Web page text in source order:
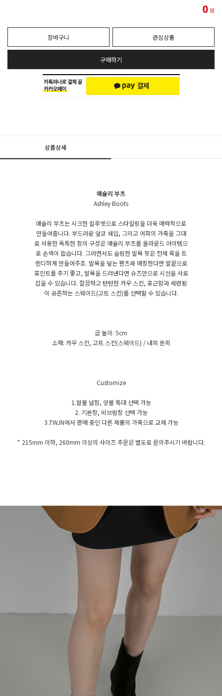
0원
장바구니 관심상품
구매하기
상품상세
애슐리 부츠
Ashley Boots
애슐리 부츠는 시크한 실루엣으로 스타일링을 더욱 매력적으로
만들어줍니다. 부드러운 앞코 쉐입, 그리고 어퍼의 가죽을 그대
로 사용한 독특한 창의 구성은 애슐리 부츠를 올라운드 아이템으
로 손색이 없습니다. 그러면서도 슬림한 발목 핏은 전체 룩을 트
렌디하게 만들어주죠. 발목을 덮는 팬츠와 매칭한다면 발끝으로
포인트를 주기 좋고, 발목을 드러낸다면 슈즈만으로 시선을 사로
잡을 수 있습니다. 깔끔하고 탄탄한 카우 스킨, 포근함과 세련됨
이 공존하는 스웨이드(고트 스킨)를 선택할 수 있습니다.
굽 높이: 5cm
소재: 카우 스킨, 고트 스킨(스웨이드) / 내피 돈피
Customize
1.발볼 넓힘, 양볼 특대 선택 가능
2. 기본창, 비브람창 선택 가능
3.TWJN에서 판매 중인 다른 제품의 가죽으로 교체 가능
* 215mm 이하, 260mm 이상의 사이즈 주문은 별도로 문의주시기 바랍니다.